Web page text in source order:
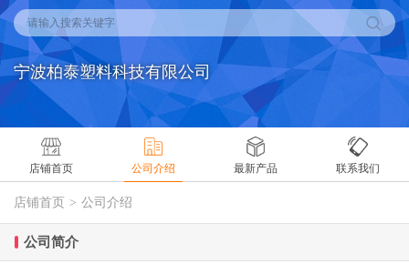
请输入搜索关键字
宁波柏泰塑料科技有限公司
店铺首页 公司介绍 最新产品 联系我们
店铺首页 > 公司介绍
公司简介